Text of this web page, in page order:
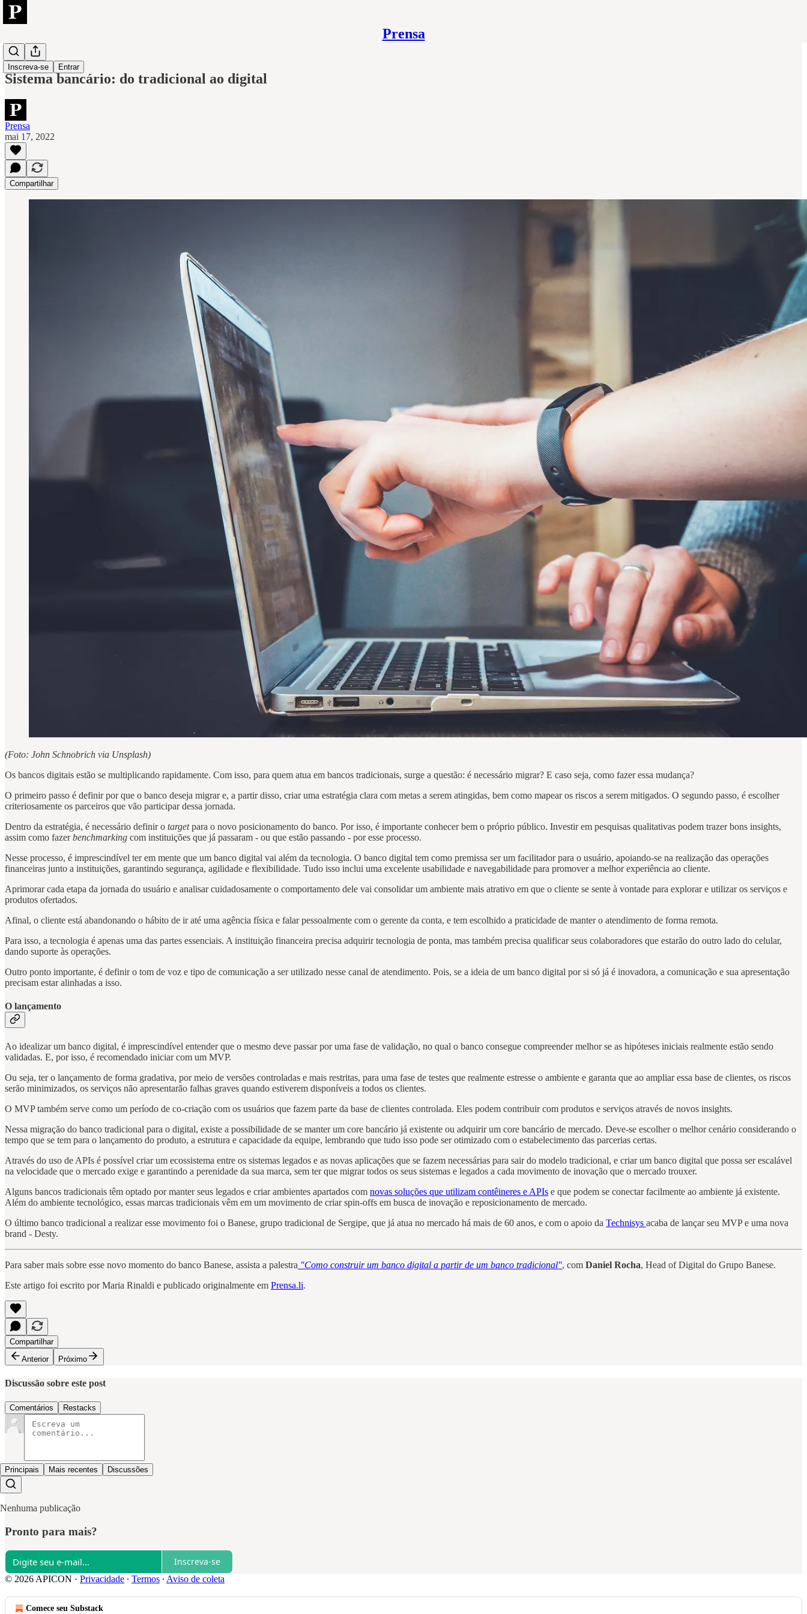
Prensa
Inscreva-se Entrar
Galileo
Sistema bancário: do tradicional ao digital
Prensa
mai 17, 2022
Compartilhar
(Foto: John Schnobrich via Unsplash)
Os bancos digitais estão se multiplicando rapidamente. Com isso, para quem atua em bancos tradicionais, surge a questão: é necessário migrar? E caso seja, como fazer essa mudança?
O primeiro passo é definir por que o banco deseja migrar e, a partir disso, criar uma estratégia clara com metas a serem atingidas, bem como mapear os riscos a serem mitigados. O segundo passo, é escolher
criteriosamente os parceiros que vão participar dessa jornada.
Dentro da estratégia, é necessário definir o targetpara o novo posicionamento do banco. Por isso, é importante conhecer bem o próprio público. Investir em pesquisas qualitativas podem trazer bons insights,
assim como fazerbenchmarking com instituições que já passaram - ou que estão passando - por esse processo.
Nesse processo, é imprescindível ter em mente que um banco digital vai além da tecnologia. O banco digital tem como premissa ser um facilitador para o usuário, apoiando-se na realização das operações
financeiras junto a instituições, garantindo segurança, agilidade e flexibilidade. Tudo isso inclui uma excelente usabilidade e navegabilidade para promover a melhor experiência ao cliente.
Aprimorar cada etapa da jornada do usuário e analisar cuidadosamente o comportamento dele vai consolidar um ambiente mais atrativo em que o cliente se sente à vontade para explorar e utilizar os serviços e
produtos ofertados.
Afinal, o cliente está abandonando o hábito de ir até uma agência física e falar pessoalmente com o gerente da conta, e tem escolhido a praticidade de manter o atendimento de forma remota.
Para isso, a tecnologia é apenas uma das partes essenciais. A instituição financeira precisa adquirir tecnologia de ponta, mas também precisa qualificar seus colaboradores que estarão do outro lado do celular,
dando suporte às operações.
Outro ponto importante, é definir o tom de voz e tipo de comunicação a ser utilizado nesse canal de atendimento. Pois, se a ideia de um banco digital por si só já é inovadora, a comunicação e sua apresentação
precisam estar alinhadas a isso.
O lançamento
Ao idealizar um banco digital, é imprescindível entender que o mesmo deve passar por uma fase de validação, no qual o banco consegue compreender melhor se as hipóteses iniciais realmente estão sendo
validadas. E, por isso, é recomendado iniciar com um MVP.
Ou seja, ter o lançamento de forma gradativa, por meio de versões controladas e mais restritas, para uma fase de testes que realmente estresse o ambiente e garanta que ao ampliar essa base de clientes, os riscos
serão minimizados, os serviços não apresentarão falhas graves quando estiverem disponíveis a todos os clientes.
O MVP também serve como um período de co-criação com os usuários que fazem parte da base de clientes controlada. Eles podem contribuir com produtos e serviços através de novos insights.
Nessa migração do banco tradicional para o digital, existe a possibilidade de se manter um core bancário já existente ou adquirir um core bancário de mercado. Deve-se escolher o melhor cenário considerando o
tempo que se tem para o lançamento do produto, a estrutura e capacidade da equipe, lembrando que tudo isso pode ser otimizado com o estabelecimento das parcerias certas.
Através do uso de APIs é possível criar um ecossistema entre os sistemas legados e as novas aplicações que se fazem necessárias para sair do modelo tradicional, e criar um banco digital que possa ser escalável
na velocidade que o mercado exige e garantindo a perenidade da sua marca, sem ter que migrar todos os seus sistemas e legados a cada movimento de inovação que o mercado trouxer.
Alguns bancos tradicionais têm optado por manter seus legados e criar ambientes apartados com novas soluções que utilizam contêineres e APIs e que podem se conectar facilmente ao ambiente já existente.
Além do ambiente tecnológico, essas marcas tradicionais vêm em um movimento de criar spin-offs em busca de inovação e reposicionamento de mercado.
O último banco tradicional a realizar esse movimento foi o Banese, grupo tradicional de Sergipe, que já atua no mercado há mais de 60 anos, e com o apoio da Technisys acaba de lançar seu MVP e uma nova
brand - Desty.
Para saber mais sobre esse novo momento do banco Banese, assista a palestra "Como construir um banco digital a partir de um banco tradicional", com Daniel Rocha, Head of Digital do Grupo Banese.
Este artigo foi escrito por Maria Rinaldi e publicado originalmente em Prensa.li.
Compartilhar
Anterior
Próximo
Discussão sobre este post
Comentários Restacks
Principais Mais recentes Discussões
Nenhuma publicação
Pronto para mais?
Inscreva-se
© 2026 APICON · Privacidade ∙ Termos ∙ Aviso de coleta
Comece seu Substack